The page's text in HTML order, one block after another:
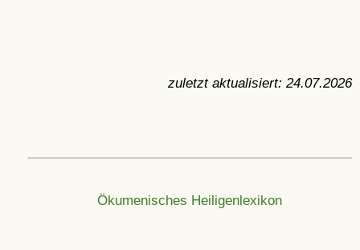
zuletzt aktualisiert: 24.07.2026
Ökumenisches Heiligenlexikon